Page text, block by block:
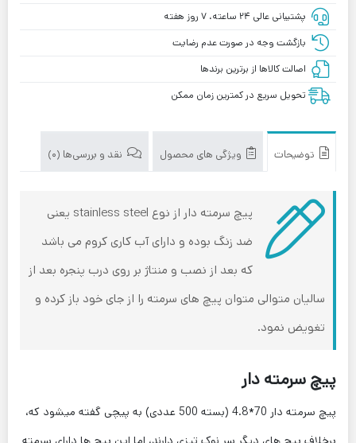
پشتیبانی عالی ۲۴ ساعته، ۷ روز هفته
بازگشت وجه در صورت عدم رضایت
اصالت کالاها از برترین برندها
تحویل سریع در کمترین زمان ممکن
توضیحات ویژگی های محصول نقد و بررسی‌ها (0)
پیچ سرمته دار از نوع stainless steel یعنی
ضد زنگ بوده و دارای آب کاری کروم می باشد
که بعد از نصب و منتاژ بر روی درب پنجره بعد از
سالیان متوالی متوان پیچ های سرمته را از جای خود باز کرده و
تغویض نمود.
پیچ سرمته دار
پیچ سرمته دار 70*4.8 (بسته 500 عددی) به پیچی گفته میشود که،